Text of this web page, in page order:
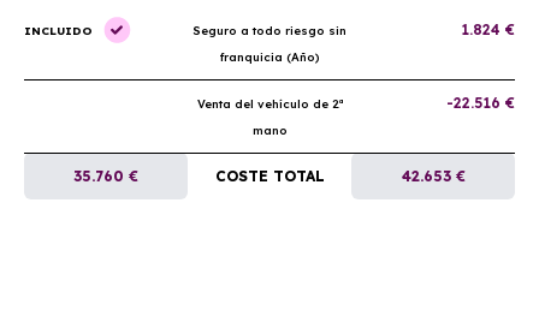
INCLUIDO
Seguro a todo riesgo sin
franquicia (Año)
1.824 €
Venta del vehículo de 2ª
mano
-22.516 €
35.760 € COSTE TOTAL 42.653 €